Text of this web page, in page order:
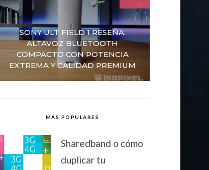
SONY ULT FIELD 1 RESEÑA:
ALTAVOZ BLUETOOTH
COMPACTO CON POTENCIA
EXTREMA Y CALIDAD PREMIUM
MÁS POPULARES
Sharedband o cómo
duplicar tu